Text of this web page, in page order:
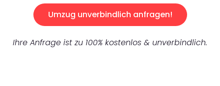
Umzug unverbindlich anfragen!
Ihre Anfrage ist zu 100% kostenlos & unverbindlich.